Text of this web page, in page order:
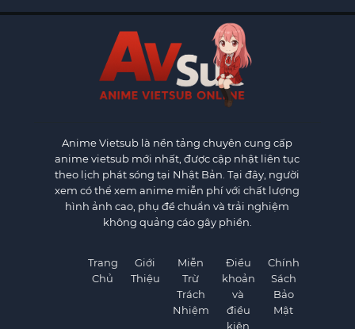
Anime Vietsub là nền tảng chuyên cung cấp
anime vietsub mới nhất, được cập nhật liên tục
theo lịch phát sóng tại Nhật Bản. Tại đây, người
xem có thể xem anime miễn phí với chất lượng
hình ảnh cao, phụ đề chuẩn và trải nghiệm
không quảng cáo gây phiền.
Trang
Chủ
Giới
Thiệu
Miễn
Trừ
Trách
Nhiệm
Điều
khoản
và
điều
kiện
Chính
Sách
Bảo
Mật